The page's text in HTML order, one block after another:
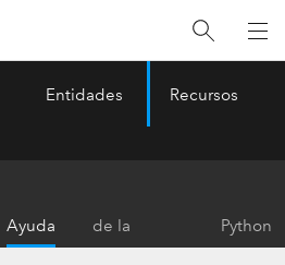
Entidades Recursos
Ayuda
de la
herramienta
Python